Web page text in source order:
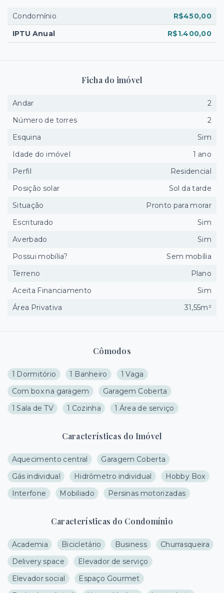
Cômodos
1 Dormitório 1 Banheiro
1 Vaga
Com box na garagem
Garagem Coberta
1 Sala de TV
1 Cozinha 1 Área de serviço
Características do Imóvel
Aquecimento central
Garagem Coberta
Gás individual
Hidrômetro individual
Hobby Box
Interfone
Mobiliado Persinas motorizadas
Características do Condomínio
Academia Bicicletário Business
Churrasqueira
Delivery space
Elevador de serviço
Elevador social
Espaço Gourmet
Condomínio
R$450,00
IPTU Anual
R$1.400,00
Ficha do imóvel
Andar
2
Número de torres
2
Esquina
Sim
Idade do imóvel
1 ano
Perfil
Residencial
Posição solar
Sol da tarde
Situação
Pronto para morar
Escriturado
Sim
Averbado
Sim
Possui mobília?
Sem mobília
Terreno
Plano
Aceita Financiamento
Sim
Área Privativa
31,55m²